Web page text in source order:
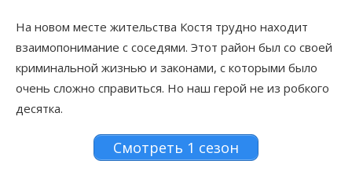
На новом месте жительства Костя трудно находит
взаимопонимание с соседями. Этот район был со своей
криминальной жизнью и законами, с которыми было
очень сложно справиться. Но наш герой не из робкого
десятка.
Смотреть 1 сезон